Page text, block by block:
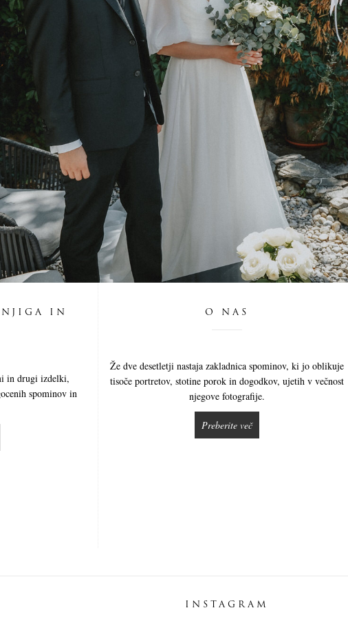
IN
in drugi izdelki,
spominov in
O NAS
Že dve desetletji nastaja zakladnica spominov, ki jo oblikuje
tisoče portretov, stotine porok in dogodkov, ujetih v večnost
njegove fotografije.
Preberite več
INSTAGRAM